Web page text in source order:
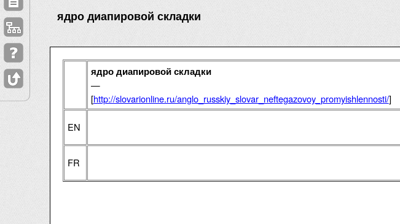
ядро диапировой складки
ядро диапировой складки
—
[http://slovarionline.ru/anglo_russkiy_slovar_neftegazovoy_promyishlennosti/]
EN
FR